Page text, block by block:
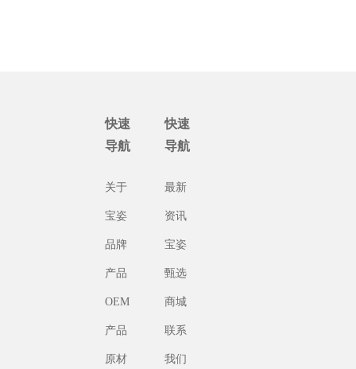
快速
导航
关于
宝姿
品牌
产品
OEM
产品
原材
快速
导航
最新
资讯
宝姿
甄选
商城
联系
我们